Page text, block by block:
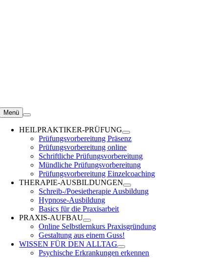
Menü
HEILPRAKTIKER-PRÜFUNG
Prüfungsvorbereitung Präsenz
Prüfungsvorbereitung online
Schriftliche Prüfungsvorbereitung
Mündliche Prüfungsvorbereitung
Prüfungsvorbereitung Einzelcoaching
THERAPIE-AUSBILDUNGEN
Schreib-/Poesietherapie Ausbildung
Hypnose-Ausbildung
Basics für die Praxisarbeit
PRAXIS-AUFBAU
Online Selbstlernkurs Praxisgründung
Gestaltung aus einem Guss!
WISSEN FÜR DEN ALLTAG
Psychische Erkrankungen erkennen